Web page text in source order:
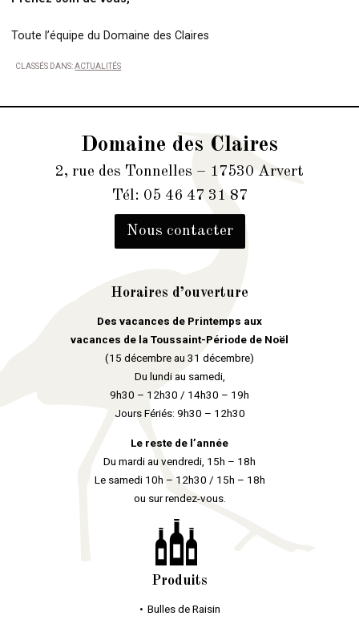
Toute l’équipe du Domaine des Claires
CLASSÉS DANS:ACTUALITÉS
Domaine des Claires
2, rue des Tonnelles – 17530 Arvert
Tél: 05 46 47 31 87
Nous contacter
Horaires d’ouverture
Des vacances de Printemps aux
vacances de la Toussaint-Période de Noël
(15 décembre au 31 décembre)
Du lundi au samedi,
9h30 – 12h30 / 14h30 – 19h
Jours Fériés: 9h30 – 12h30
Le reste de l’année
Du mardi au vendredi, 15h – 18h
Le samedi 10h – 12h30 / 15h – 18h
ou sur rendez-vous.
Produits
Bullesde Raisin